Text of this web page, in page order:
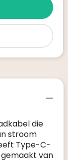
die
stroom
Type-C-
van